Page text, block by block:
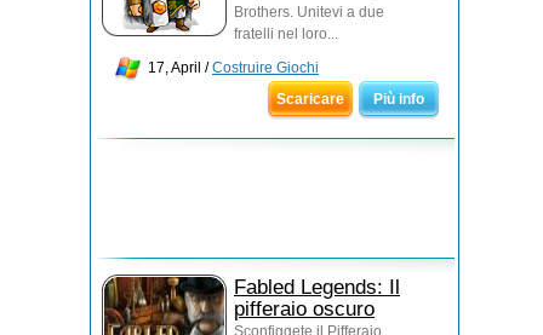
Brothers. Unitevi a due
fratelli nel loro...
17, April /Costruire Giochi
Scaricare
Più info
Fabled Legends: Il
pifferaio oscuro
Sconfiggete il Pifferaio